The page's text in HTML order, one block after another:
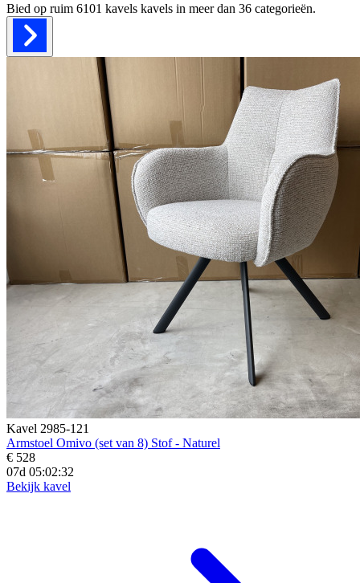
Bied op ruim 6101 kavels kavels in meer dan 36 categorieën.
Kavel 2985-121
Armstoel Omivo (set van 8) Stof - Naturel
€ 528
07d 05:02:30
Bekijk kavel